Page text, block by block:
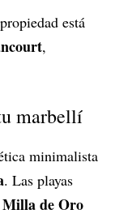
está
,
marbellí
minimalista
. Las playas
Milla de Oro